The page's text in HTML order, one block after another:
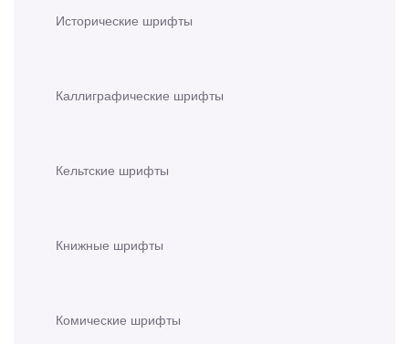
Исторические шрифты
Каллиграфические шрифты
Кельтские шрифты
Книжные шрифты
Комические шрифты